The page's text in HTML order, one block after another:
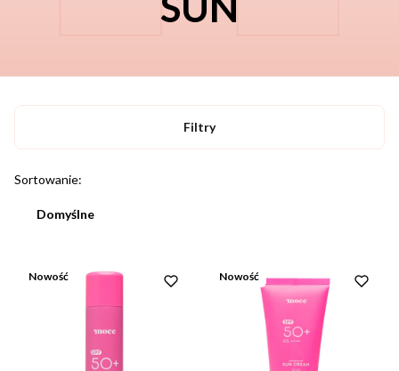
Filtry
Lista produktów
Sortowanie:
Domyślne
Nowość Nowość